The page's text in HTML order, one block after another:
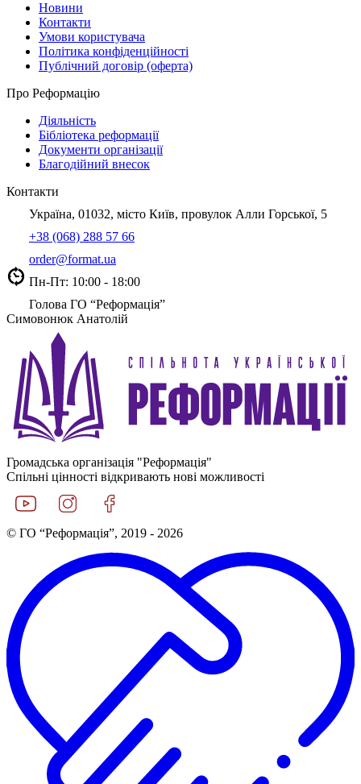
Новини
Контакти
Умови користувача
Політика конфіденційності
Публічний договір (оферта)
Про Реформацію
Діяльність
Бібліотека реформації
Документи організації
Благодійний внесок
Контакти
Україна, 01032, місто Київ, провулок Алли Горської, 5
+38 (068) 288 57 66
order@format.ua
Пн-Пт: 10:00 - 18:00
Голова ГО “Реформація”
Симовонюк Анатолій
Громадська організація "Реформація"
Спільні цінності відкривають нові можливості
© ГО “Реформація”, 2019 - 2026